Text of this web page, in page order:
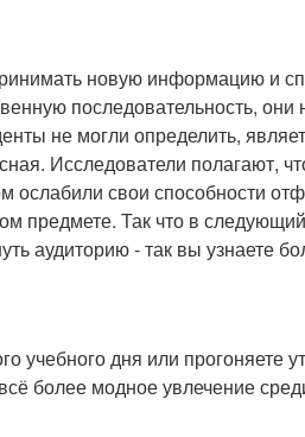
новую информацию и
последовательность, они
не могли определить,
Исследователи полагают,
свои способности
предмете. Так что в
аудиторию - так вы узнаете
учебного дня или прогоняете
более модное увлечение